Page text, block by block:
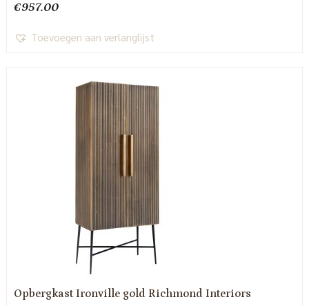
€957.00
Toevoegen aan verlanglijst
Opbergkast Ironville gold Richmond Interiors